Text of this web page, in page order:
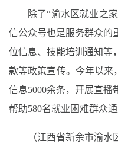
除了“渝水区就业之
信公众号也是服务群众的
位信息、技能培训通知等
款等政策宣传。今年以来
信息5000余条，开展直播
帮助580名就业困难群众
（江西省新余市渝水